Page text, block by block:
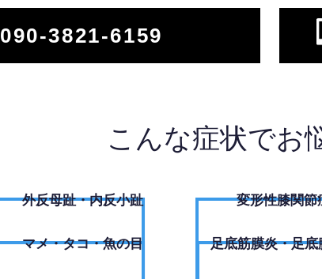
090-3821-6159
こんな症状でお
外反母趾・内反小趾
​マメ・タコ・魚の目
変形性膝関節
足底筋膜炎・足底